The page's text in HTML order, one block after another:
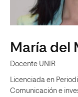
María del
Docente UNIR
Licenciada en
Comunicación e